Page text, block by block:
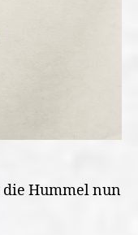
die Hummel nun